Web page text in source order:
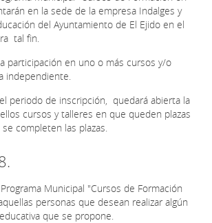
en la sede de la empresa Indalges y
del Ayuntamiento de El Ejido en el
tal fin.
participación en uno o más cursos y/o
independiente.
periodo de inscripción, quedará abierta la
cursos y talleres en que queden plazas
completen las plazas.
Municipal "Cursos de Formación
personas que desean realizar algún
que se propone.